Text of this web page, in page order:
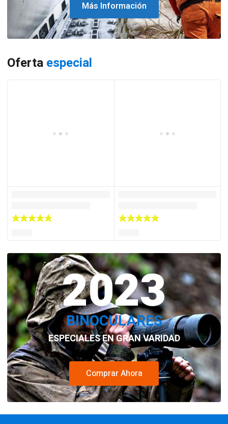
Más Información
Oferta especial
2023
BINOCULARES
ESPECIALES EN GRAN VARIDAD
Comprar Ahora